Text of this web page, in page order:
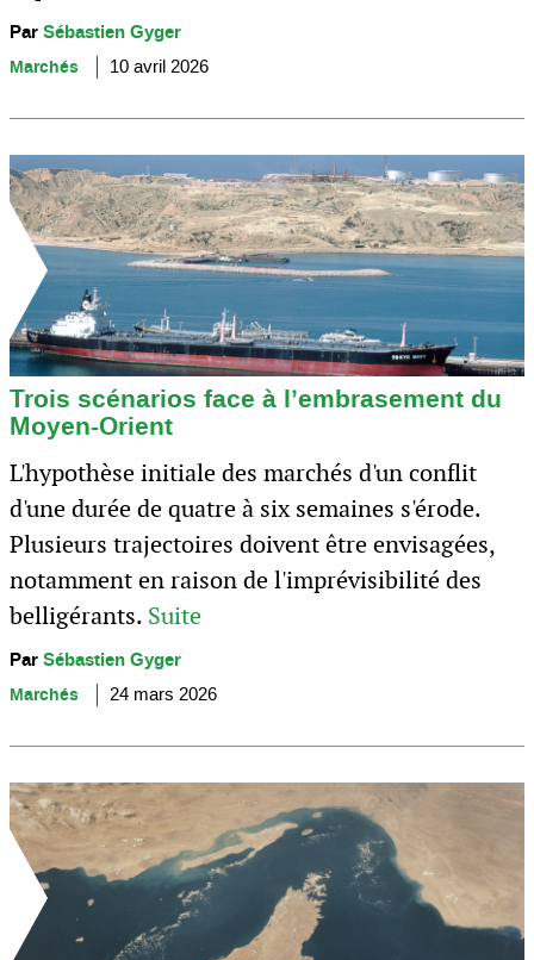
ParSébastien Gyger
Marchés
10 avril 2026
Trois scénarios face à l’embrasement du
Moyen-Orient
L'hypothèse initiale des marchés d'un conflit
d'une durée de quatre à six semaines s'érode.
Plusieurs trajectoires doivent être envisagées,
notamment en raison de l'imprévisibilité des
belligérants. Suite
ParSébastien Gyger
Marchés
24 mars 2026